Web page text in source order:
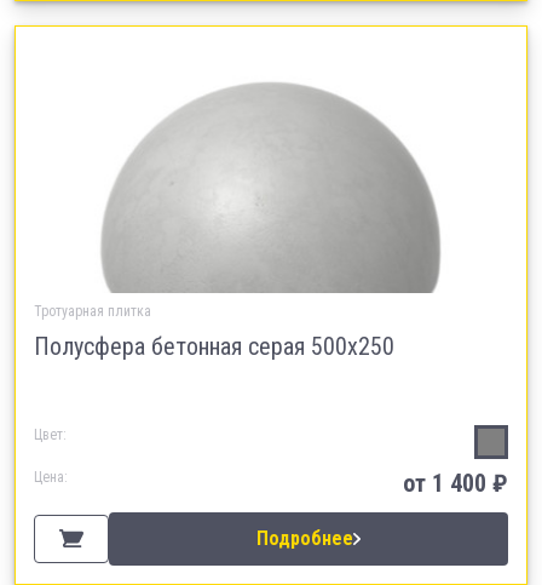
Тротуарная плитка
Полусфера бетонная серая 500х250
Цвет:
Цена: от 1 400 ₽
Подробнее